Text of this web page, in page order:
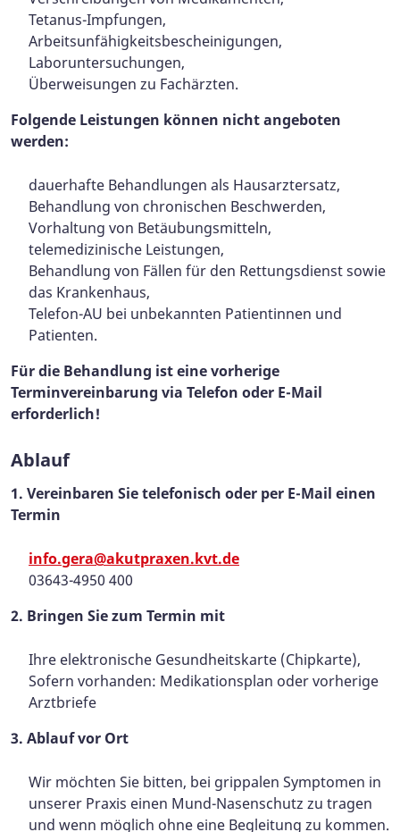
Tetanus-Impfungen,
Arbeitsunfähigkeitsbescheinigungen,
Laboruntersuchungen,
Überweisungen zu Fachärzten.
Folgende Leistungen können nicht angeboten
werden:
dauerhafte Behandlungen als Hausarztersatz,
Behandlung von chronischen Beschwerden,
Vorhaltung von Betäubungsmitteln,
telemedizinische Leistungen,
Behandlung von Fällen für den Rettungsdienst sowie
das Krankenhaus,
Telefon-AU bei unbekannten Patientinnen und
Patienten.
Für die Behandlung ist eine vorherige
Terminvereinbarung via Telefon oder E-Mail
erforderlich!
Ablauf
1. Vereinbaren Sie telefonisch oder per E-Mail einen
Termin
info.gera@akutpraxen.kvt.de
03643-4950 400
2. Bringen Sie zum Termin mit
Ihre elektronische Gesundheitskarte (Chipkarte),
Sofern vorhanden: Medikationsplan oder vorherige
Arztbriefe
3. Ablauf vor Ort
Wir möchten Sie bitten, bei grippalen Symptomen in
unserer Praxis einen Mund-Nasenschutz zu tragen
und wenn möglich ohne eine Begleitung zu kommen.